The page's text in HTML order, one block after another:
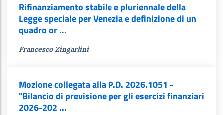
Rifinanziamento stabile e pluriennale della
Legge speciale per Venezia e definizione di un
quadro or ...
Francesco Zingarlini
Mozione collegata alla P.D. 2026.1051 -
"Bilancio di previsione per gli esercizi finanziari
2026-202 ...